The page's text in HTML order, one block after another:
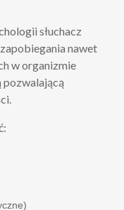
słuchacz
nawet
w organizmie
pozwalającą